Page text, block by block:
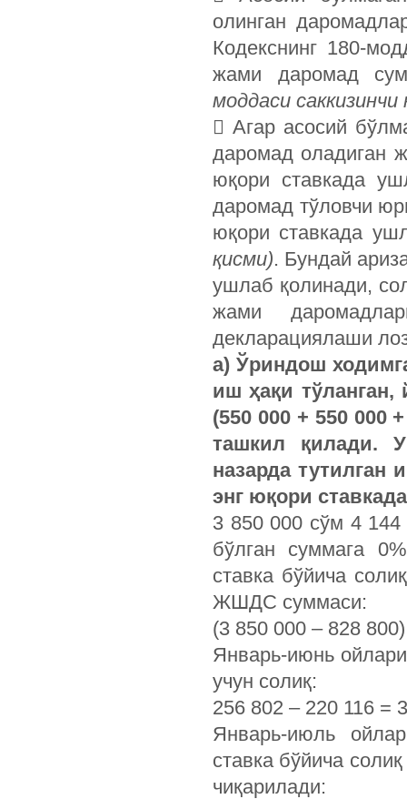
олинган
Кодекснинг 180-
жами даромад
моддаси саккизинчи
 Агар асосий
даромад оладиган
юқори ставкада
даромад тўловчи
юқори ставкада
қисми). Бундай
ушлаб қолинади,
жами
декларациялаши
а) Ўриндош
иш ҳақи
(550 000 + 550 000
ташкил қилади.
назарда тутилган
энг юқори
3 850 000 сўм 4
бўлган суммага
ставка бўйича
ЖШДС суммаси:
(3 850 000 – 828
Январь-июнь
учун солиқ:
256 802 – 220 116 =
Январь-июль
ставка бўйича
чиқарилади: